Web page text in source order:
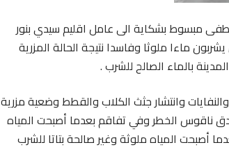
مبسوط بشكاية الى عامل اقليم سيدي بنور
ماءا ملوثا وفاسدا نتيجة الحالة المزرية
بالماء الصالح للشرب .
وانتشار جثث الكلاب والقطط وضعية مزرية
ناقوس الخطر وفي تفاقم بعدما أصبحت المياه
أصبحت المياه ملوثة وغير صالحة بتاتا للشرب